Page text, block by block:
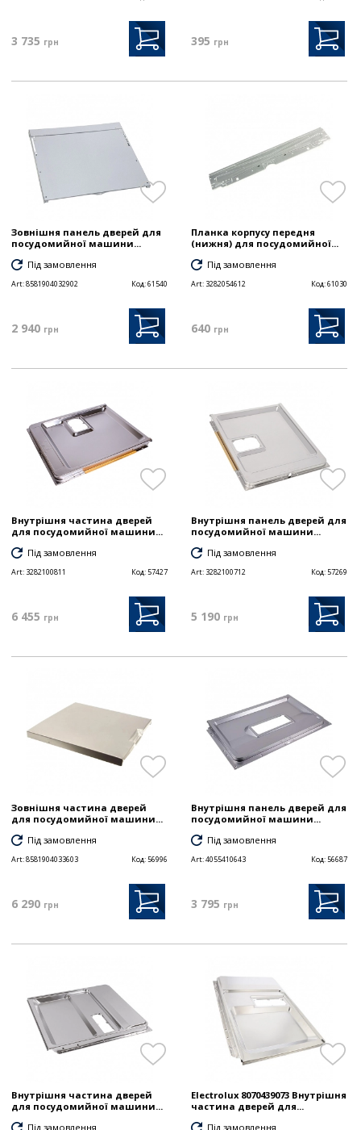
3 735 грн 395 грн
Зовнішня панель дверей для
посудомийної машини...
Під замовлення
Art:8581904032902 Код:61540
2 940 грн
Планка корпусу передня
(нижня) для посудомийної...
Під замовлення
Art: 3282054612 Код:61030
640 грн
Внутрішня частина дверей
для посудомийної машини...
Під замовлення
Art: 3282100811 Код: 57427
6 455 грн
Внутрішня панель дверей для
посудомийної машини...
Під замовлення
Art: 3282100712 Код: 57269
5 190 грн
Зовнішня частина дверей
для посудомийної машини...
Під замовлення
Art:8581904033603 Код:56996
6 290 грн
Внутрішня панель дверей для
посудомийної машини...
Під замовлення
Art:4055410643 Код:56687
3 795 грн
Внутрішня частина дверей
для посудомийної машини...
Під замовлення
Electrolux 8070439073 Внутрішня
частина дверей для...
Під замовлення